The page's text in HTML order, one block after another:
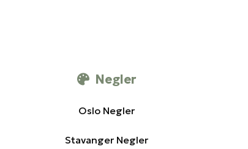
Negler
Oslo Negler
Stavanger Negler